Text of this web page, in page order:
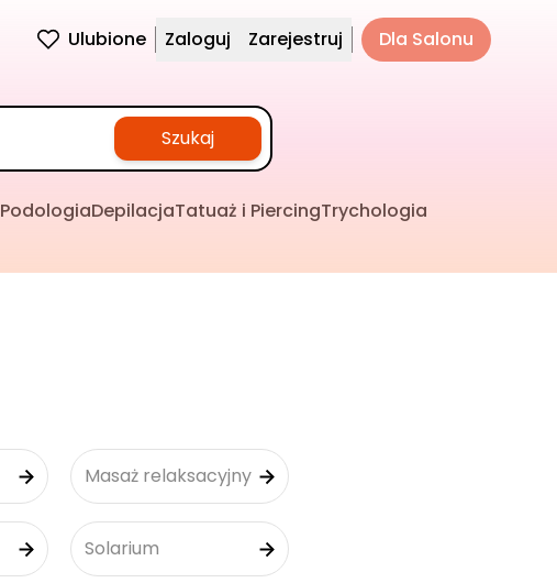
Ulubione Zaloguj Zarejestruj Dla Salonu
Szukaj
PodologiaDepilacjaTatuaż i PiercingTrychologia
Masaż relaksacyjny
Solarium